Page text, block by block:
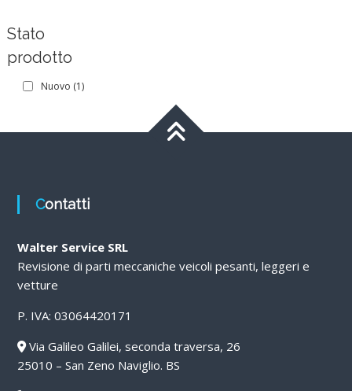
Stato
prodotto
Nuovo (1)
Contatti
Walter Service SRL
Revisione di parti meccaniche veicoli pesanti, leggeri e
vetture
P. IVA: 03064420171
Via Galileo Galilei, seconda traversa, 26
25010 – San Zeno Naviglio. BS